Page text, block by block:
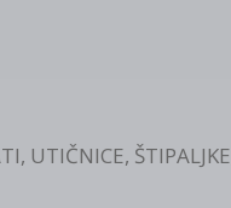
UTIČNICE, ŠTIPALJKE